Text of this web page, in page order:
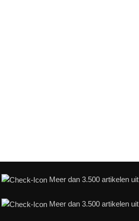
Meer dan 3.500 artikelen uit
Meer dan 3.500 artikelen uit